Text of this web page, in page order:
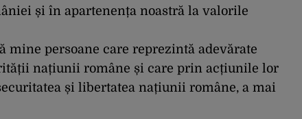
și în apartenența noastră la valorile
mine persoane care reprezintă adevărate
națiunii române și care prin acțiunile lor
și libertatea națiunii române, a mai